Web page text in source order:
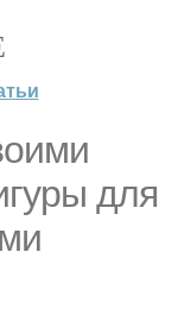
для